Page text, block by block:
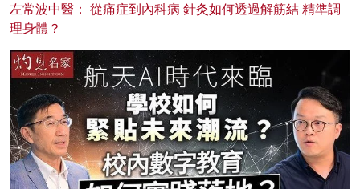
左常波中醫： 從痛症到內科病 針灸如何透過解筋結 精準調
理身體？